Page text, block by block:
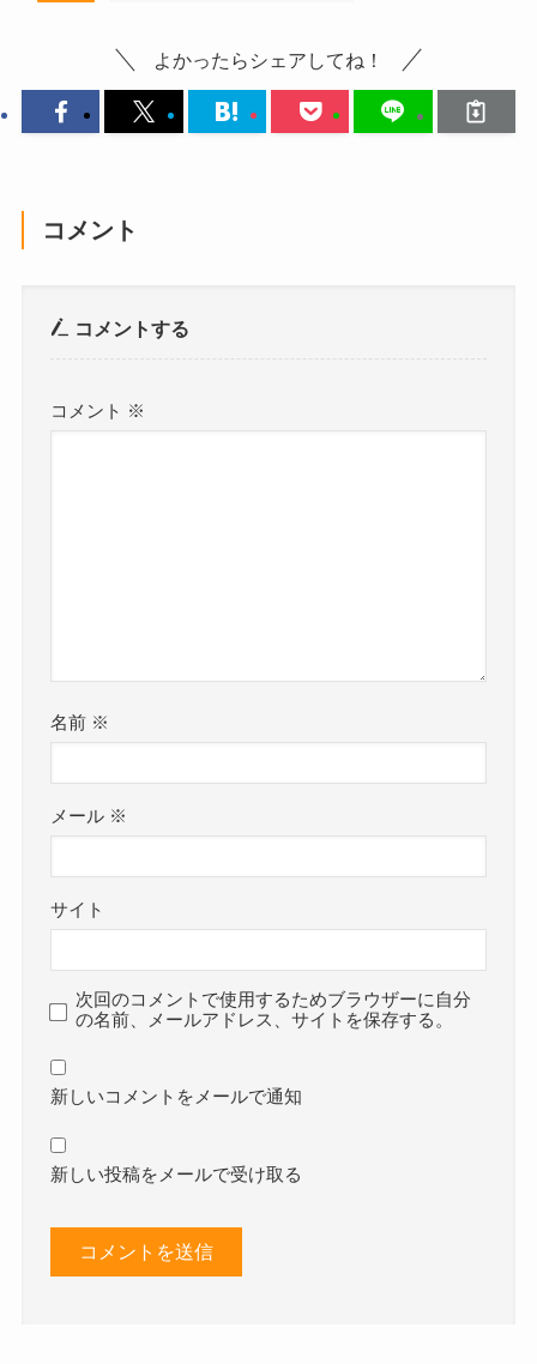
よかったらシェアしてね！
コメント
コメントする
コメント ※
名前 ※
メール ※
サイト
次回のコメントで使用するためブラウザーに自分
の名前、メールアドレス、サイトを保存する。
新しいコメントをメールで通知
新しい投稿をメールで受け取る